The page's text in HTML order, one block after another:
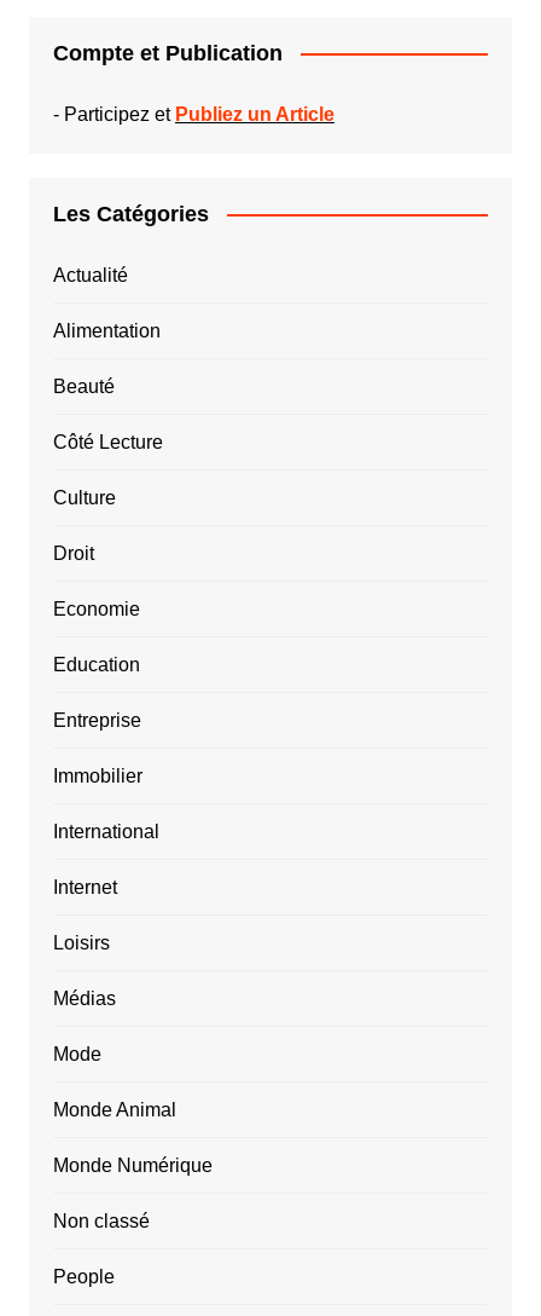
Compte et Publication
- Participez et Publiez un Article
Les Catégories
Actualité
Alimentation
Beauté
Côté Lecture
Culture
Droit
Economie
Education
Entreprise
Immobilier
International
Internet
Loisirs
Médias
Mode
Monde Animal
Monde Numérique
Non classé
People